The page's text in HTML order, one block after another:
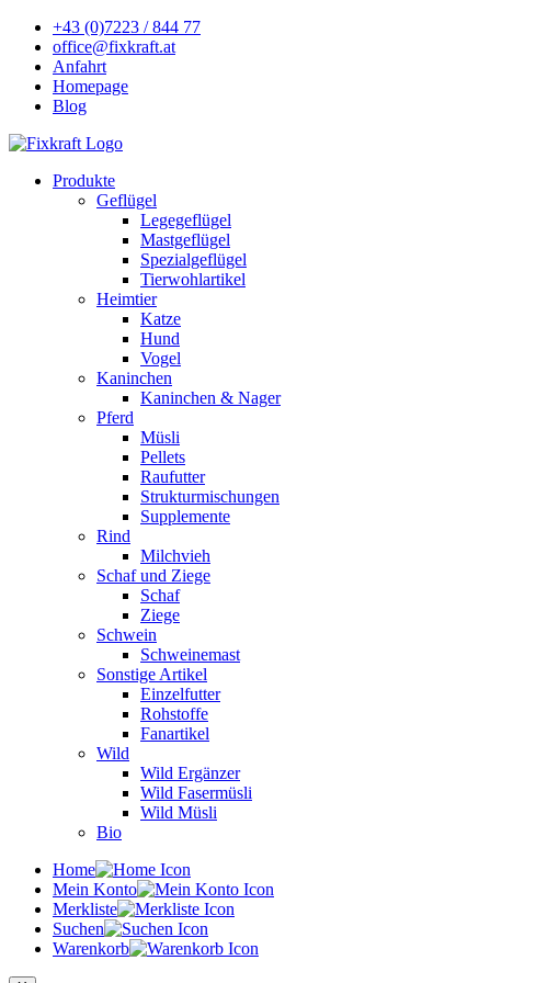
+43 (0)7223 / 844 77
office@fixkraft.at
Anfahrt
Homepage
Blog
Produkte
Geflügel
Legegeflügel
Mastgeflügel
Spezialgeflügel
Tierwohlartikel
Heimtier
Katze
Hund
Vogel
Kaninchen
Kaninchen & Nager
Pferd
Müsli
Pellets
Raufutter
Strukturmischungen
Supplemente
Rind
Milchvieh
Schaf und Ziege
Schaf
Ziege
Schwein
Schweinemast
Sonstige Artikel
Einzelfutter
Rohstoffe
Fanartikel
Wild
Wild Ergänzer
Wild Fasermüsli
Wild Müsli
Bio
Home
Mein Konto
Merkliste
Suchen
Warenkorb